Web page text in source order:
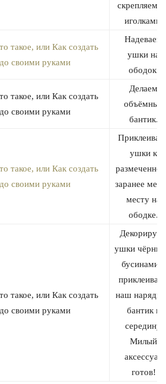
скрепляем
иголками.
Надеваем
ушки на
ободок.
Делаем
объёмный
бантик.
ушки к
заранее
месту на
ободке.
ушки
бусинами и
наш
бантик в
середину.
Милый
аксессуар
готов!